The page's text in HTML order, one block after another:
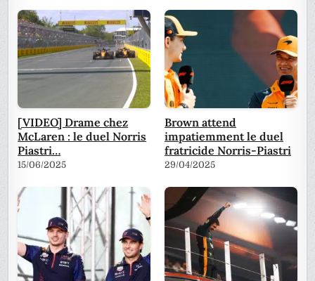
[VIDEO] Drame chez
McLaren : le duel Norris
Piastri…
15/06/2025
Brown attend
impatiemment le duel
fratricide Norris-Piastri
29/04/2025